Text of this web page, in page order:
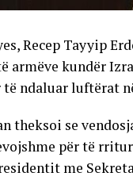
Recep Tayyip
armëve kundër
ndaluar luftërat
theksoi se
për të
me